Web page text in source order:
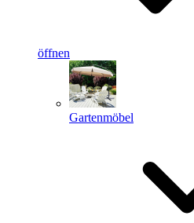
öffnen
Gartenmöbel